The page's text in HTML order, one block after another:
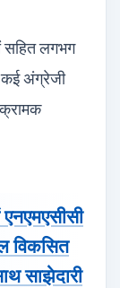
सहित लगभग
अंग्रेजी
विकसित
साझेदारी